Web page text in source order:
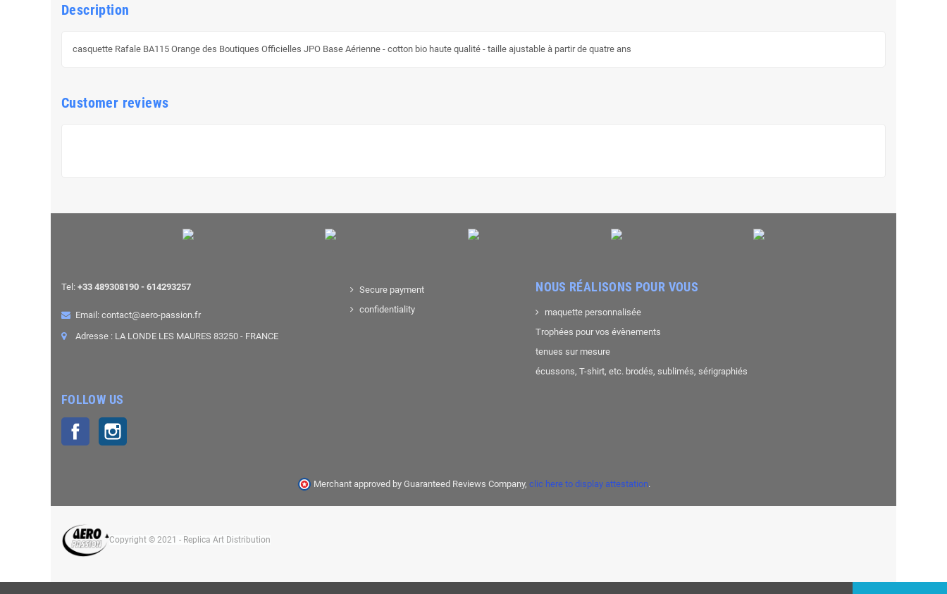
Description
casquette Rafale BA115 Orange des Boutiques Officielles JPO Base Aérienne - cotton bio haute qualité - taille ajustable à partir de quatre ans
Customer reviews
Tel: +33 489308190 - 614293257
Email: contact@aero-passion.fr
Adresse : LA LONDE LES MAURES 83250 - FRANCE
FOLLOW US
Facebook
Secure payment
confidentiality
NOUS RÉALISONS POUR VOUS
maquette personnalisée
Trophées pour vos évènements
tenues sur mesure
écussons, T-shirt, etc. brodés, sublimés, sérigraphiés
Merchant approved by Guaranteed Reviews Company, clic here to display attestation.
Copyright © 2021 - Replica Art Distribution